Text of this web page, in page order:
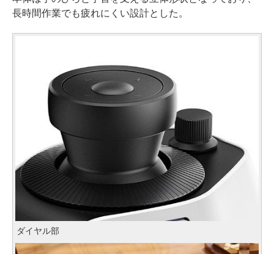
長時間作業でも疲れにくい設計とした。
ダイヤル部